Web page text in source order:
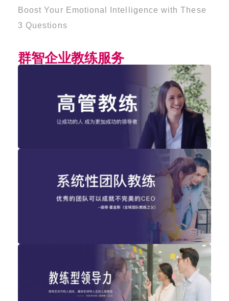
Boost Your Emotional Intelligence with These
3 Questions
群智企业教练服务